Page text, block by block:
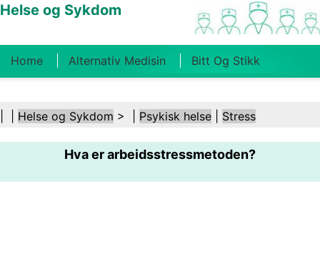
Helse og Sykdom
Home Alternativ Medisin Bitt Og Stikk
Kosthold Og Ernæring Familiehelse
Helsebransjen Psykisk Helse Folkehelse Og
Sikkerhet Kirurgi Og Prosedyrer Helse
Helse og Sykdom > | Psykisk helse Stress
Hva er arbeidsstressmetoden?